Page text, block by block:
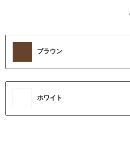
ブラウン
ホワイト